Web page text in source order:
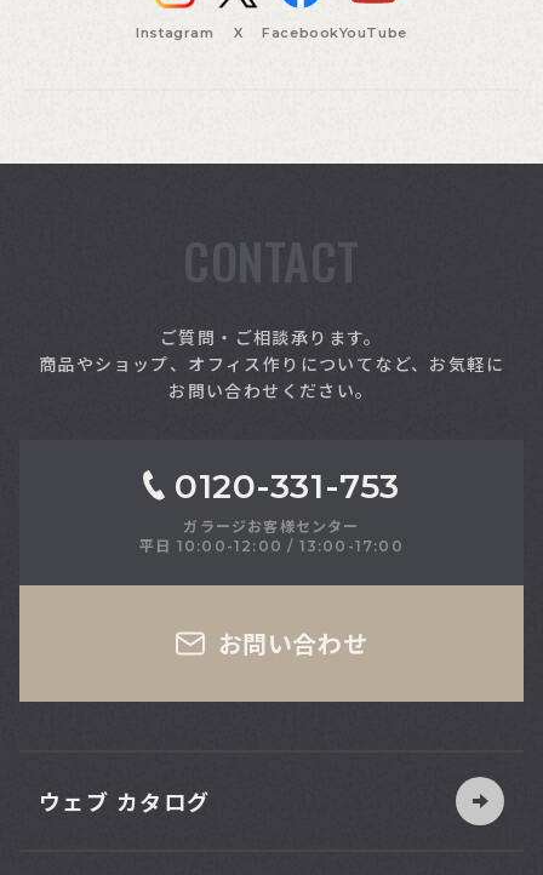
Instagram X FacebookYouTube
CONTACT
ご質問・ご相談承ります。
商品やショップ、オフィス作りについてなど、お気軽に
お問い合わせください。
0120-331-753
ガラージお客様センター
平日 10:00-12:00 / 13:00-17:00
お問い合わせ
ウェブ カタログ